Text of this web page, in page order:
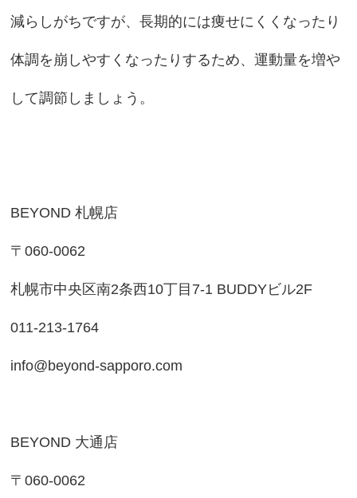
減らしがちですが、長期的には痩せにくくなったり
体調を崩しやすくなったりするため、運動量を増や
して調節しましょう。
BEYOND 札幌店
〒060-0062
札幌市中央区南2条西10丁目7-1 BUDDYビル2F
011-213-1764
info@beyond-sapporo.com
BEYOND 大通店
〒060-0062